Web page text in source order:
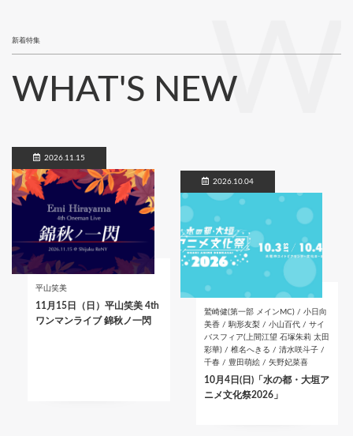
新着特集
WHAT'S NEW
2026.11.15
平山笑美
11月15日（日）平山笑美 4th
ワンマンライブ 錦秋ノ一閃
2026.10.04
鷲崎健(第一部 メインMC) / 小日向
美香 / 駒形友梨 / 小山百代 / サイ
バスフィア(上間江望 石塚朱莉 太田
彩華) / 椎名へきる / 清水咲斗子 /
千春 / 豊田萌絵 / 矢野妃菜喜
10月4日(日)「水の都・大垣ア
ニメ文化祭2026」